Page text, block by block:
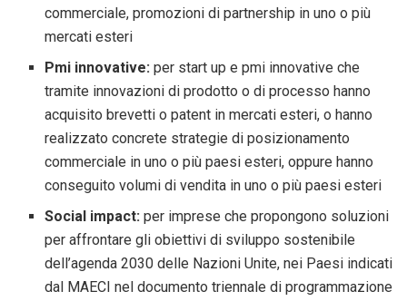
commerciale, promozioni di partnership in uno o più
mercati esteri
Pmi innovative: per start up e pmi innovative che
tramite innovazioni di prodotto o di processo hanno
acquisito brevetti o patent in mercati esteri, o hanno
realizzato concrete strategie di posizionamento
commerciale in uno o più paesi esteri, oppure hanno
conseguito volumi di vendita in uno o più paesi esteri
Social impact:per imprese che propongono soluzioni
per affrontare gli obiettivi di sviluppo sostenibile
dell’agenda 2030 delle Nazioni Unite, nei Paesi indicati
dal MAECI nel documento triennale di programmazione